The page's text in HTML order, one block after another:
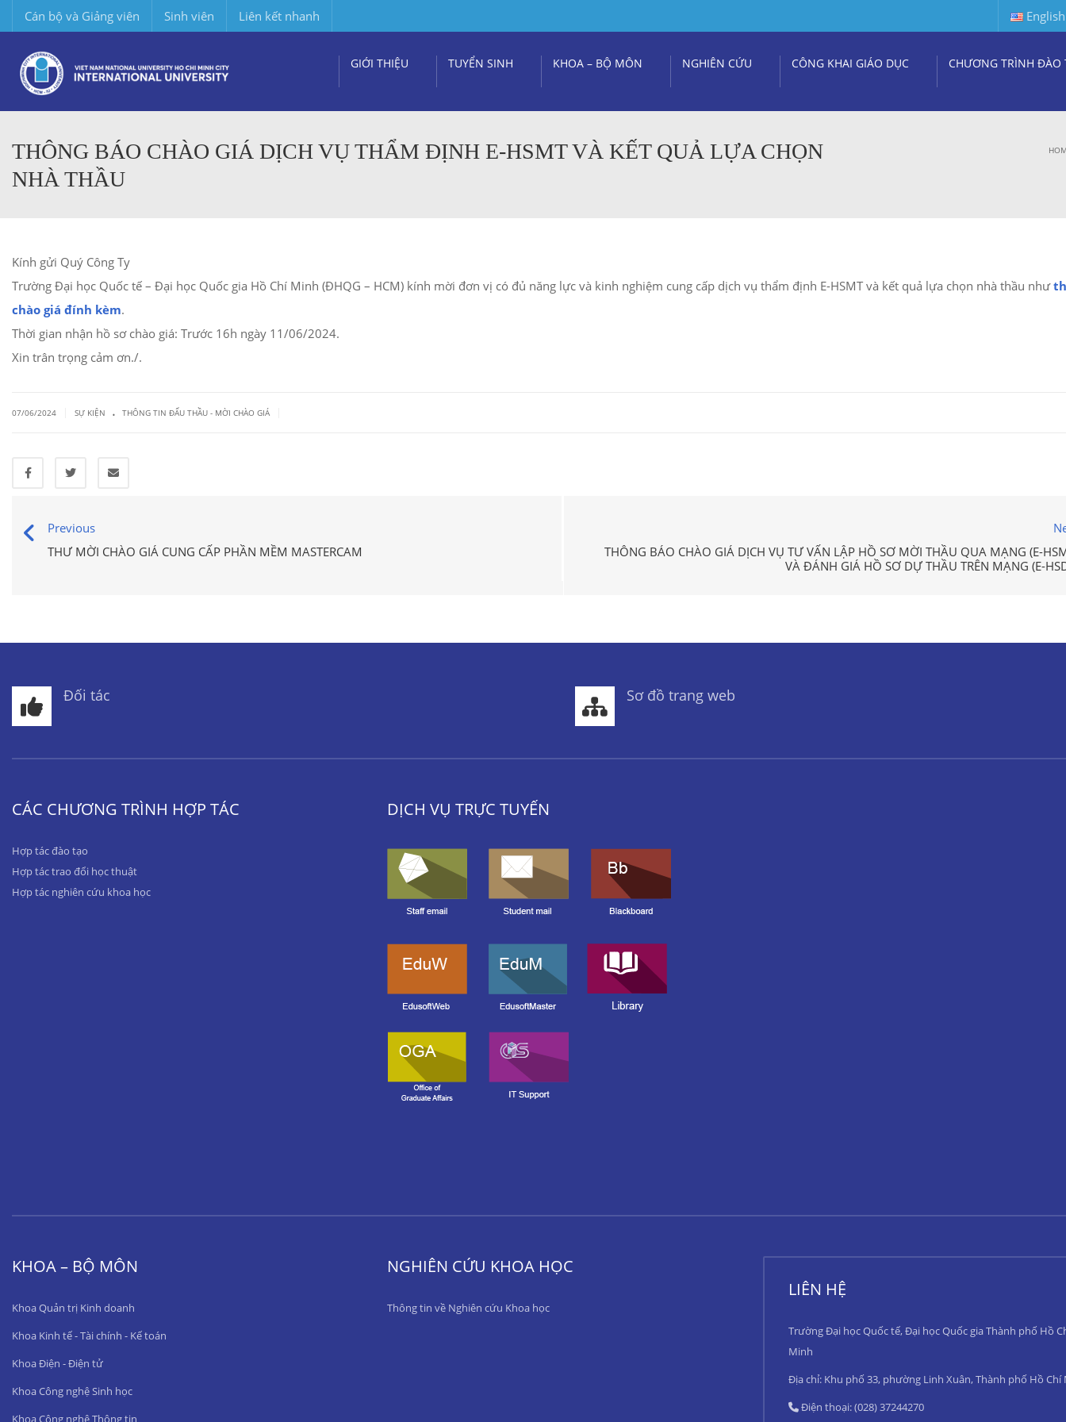
Cán bộ và Giảng viên Sinh viên Liên kết nhanh English
GIỚI THIỆU TUYỂN SINH KHOA – BỘ MÔN NGHIÊN CỨU CÔNG KHAI GIÁO DỤC CHƯƠNG TRÌNH ĐÀO
THÔNG BÁO CHÀO GIÁ DỊCH VỤ THẨM ĐỊNH E-HSMT VÀ KẾT QUẢ LỰA CHỌN
NHÀ THẦU
Kính gửi Quý Công Ty
Trường Đại học Quốc tế – Đại học Quốc gia Hồ Chí Minh (ĐHQG – HCM) kính mời đơn vị có đủ năng lực và kinh nghiệm cung cấp dịch vụ thẩm định E-HSMT và kết quả lựa chọn nhà thầu như
chào giá đính kèm.
Thời gian nhận hồ sơ chào giá: Trước 16h ngày 11/06/2024.
Xin trân trọng cảm ơn./.
07/06/2024 SỰ KIỆN . THÔNG TIN ĐẤU THẦU - MỜI CHÀO GIÁ
Previous
THƯ MỜI CHÀO GIÁ CUNG CẤP PHẦN MỀM MASTERCAM
THÔNG BÁO CHÀO GIÁ DỊCH VỤ TƯ VẤN LẬP HỒ SƠ MỜI THẦU QUA MẠNG (E-
VÀ ĐÁNH GIÁ HỒ SƠ DỰ THẦU TRÊN MẠNG (E-
Đối tác Sơ đồ trang web
CÁC CHƯƠNG TRÌNH HỢP TÁC
Hợp tác đào tạo
Hợp tác trao đổi học thuật
Hợp tác nghiên cứu khoa học
DỊCH VỤ TRỰC TUYẾN
KHOA – BỘ MÔN
Khoa Quản trị Kinh doanh
Khoa Kinh tế - Tài chính - Kế toán
Khoa Điện - Điện tử
Khoa Công nghệ Sinh học
Khoa Công nghệ Thông tin
NGHIÊN CỨU KHOA HỌC
Thông tin về Nghiên cứu Khoa học
LIÊN HỆ
Trường Đại học Quốc tế, Đại học Quốc gia Thành phố Hồ
Minh
Địa chỉ: Khu phố 33, phường Linh Xuân, Thành phố Hồ Chí
Điện thoại: (028) 37244270